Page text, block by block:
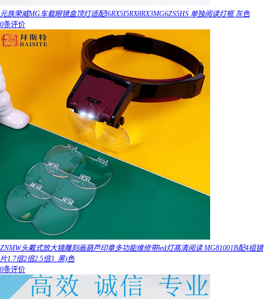
元族荣威MG车载眼镜盒顶灯适配I6RX5I5RX8RX3MG6ZS5HS 单独阅读灯框 灰色
0条评价
ZNMW头戴式放大镜雕刻画葫芦印章多功能维修带led灯高清阅读 MG81001B配4组镜
片1.7倍2倍2.5倍3. 黑)色
0条评价